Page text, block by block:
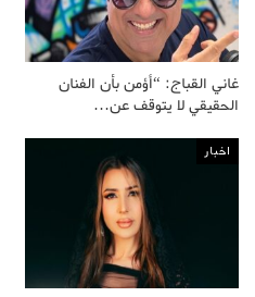
غاني القباج: “أؤمن بأن الفنان
الحقيقي لا يتوقف عن…
اخبار